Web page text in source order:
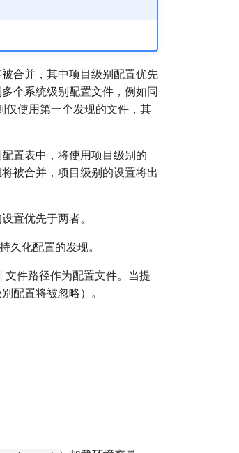
合并，其中项目级别配置优先
个系统级别配置文件，例如同
仅使用第一个发现的文件，其
置表中，将使用项目级别的
被合并，项目级别的设置将出
置优先于两者。
久化配置的发现。
文件路径作为配置文件。当提
配置将被忽略）。